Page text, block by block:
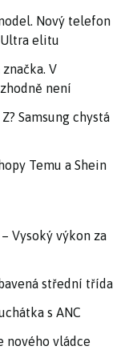
Nový telefon
elitu
V
není
Samsung chystá
Temu a Shein
Vysoký výkon za
střední třída
s ANC
nového vládce